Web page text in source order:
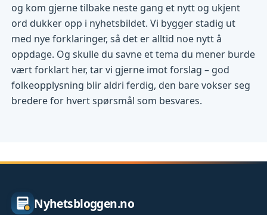
og kom gjerne tilbake neste gang et nytt og ukjent
ord dukker opp i nyhetsbildet. Vi bygger stadig ut
med nye forklaringer, så det er alltid noe nytt å
oppdage. Og skulle du savne et tema du mener burde
vært forklart her, tar vi gjerne imot forslag – god
folkeopplysning blir aldri ferdig, den bare vokser seg
bredere for hvert spørsmål som besvares.
Nyhetsbloggen.no